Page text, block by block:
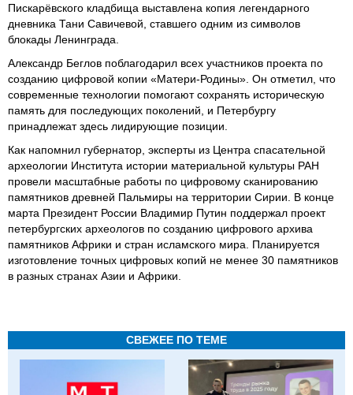
Пискарёвского кладбища выставлена копия легендарного
дневника Тани Савичевой, ставшего одним из символов
блокады Ленинграда.
Александр Беглов поблагодарил всех участников проекта по
созданию цифровой копии «Матери-Родины». Он отметил, что
современные технологии помогают сохранять историческую
память для последующих поколений, и Петербургу
принадлежат здесь лидирующие позиции.
Как напомнил губернатор, эксперты из Центра спасательной
археологии Института истории материальной культуры РАН
провели масштабные работы по цифровому сканированию
памятников древней Пальмиры на территории Сирии. В конце
марта Президент России Владимир Путин поддержал проект
петербургских археологов по созданию цифрового архива
памятников Африки и стран исламского мира. Планируется
изготовление точных цифровых копий не менее 30 памятников
в разных странах Азии и Африки.
СВЕЖЕЕ ПО ТЕМЕ